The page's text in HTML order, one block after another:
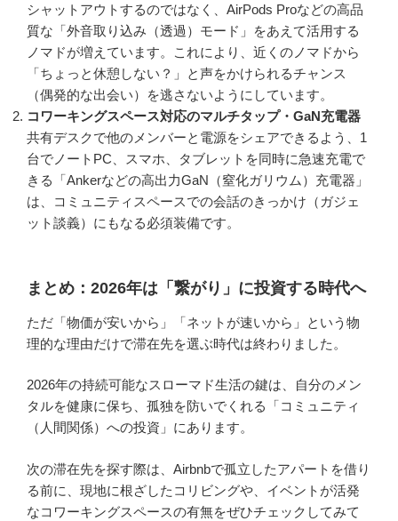
シャットアウトするのではなく、AirPods Proなどの高品
質な「外音取り込み（透過）モード」をあえて活用する
ノマドが増えています。これにより、近くのノマドから
「ちょっと休憩しない？」と声をかけられるチャンス
（偶発的な出会い）を逃さないようにしています。
コワーキングスペース対応のマルチタップ・GaN充電器
共有デスクで他のメンバーと電源をシェアできるよう、1
台でノートPC、スマホ、タブレットを同時に急速充電で
きる「Ankerなどの高出力GaN（窒化ガリウム）充電器」
は、コミュニティスペースでの会話のきっかけ（ガジェ
ット談義）にもなる必須装備です。
まとめ：2026年は「繋がり」に投資する時代へ
ただ「物価が安いから」「ネットが速いから」という物
理的な理由だけで滞在先を選ぶ時代は終わりました。
2026年の持続可能なスローマド生活の鍵は、自分のメン
タルを健康に保ち、孤独を防いでくれる「コミュニティ
（人間関係）への投資」にあります。
次の滞在先を探す際は、Airbnbで孤立したアパートを借り
る前に、現地に根ざしたコリビングや、イベントが活発
なコワーキングスペースの有無をぜひチェックしてみて